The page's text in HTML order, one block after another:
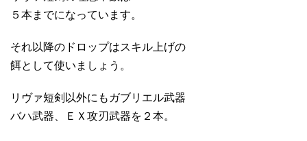
５本までになっています。
それ以降のドロップはスキル上げの
餌として使いましょう。
リヴァ短剣以外にもガブリエル武器
バハ武器、ＥＸ攻刃武器を２本。